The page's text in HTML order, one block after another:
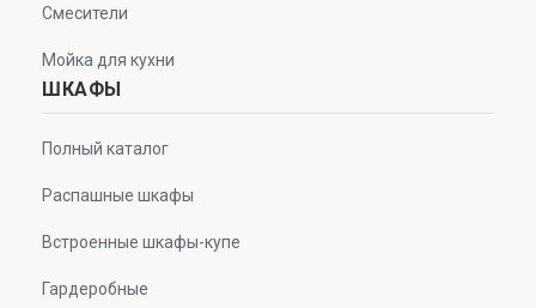
Смесители
Мойка для кухни
ШКАФЫ
Полный каталог
Распашные шкафы
Встроенные шкафы-купе
Гардеробные